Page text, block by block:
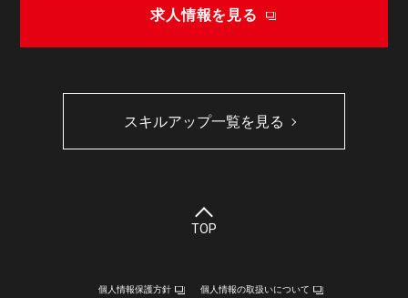
求人情報を見る
スキルアップ一覧を見る
TOP
個人情報保護方針 個人情報の取扱いについて